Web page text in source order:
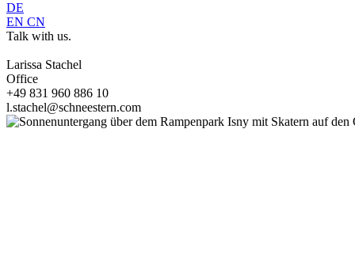
DE
EN CN
Talk with us.
Larissa Stachel
Office
+49 831 960 886 10
l.stachel@schneestern.com